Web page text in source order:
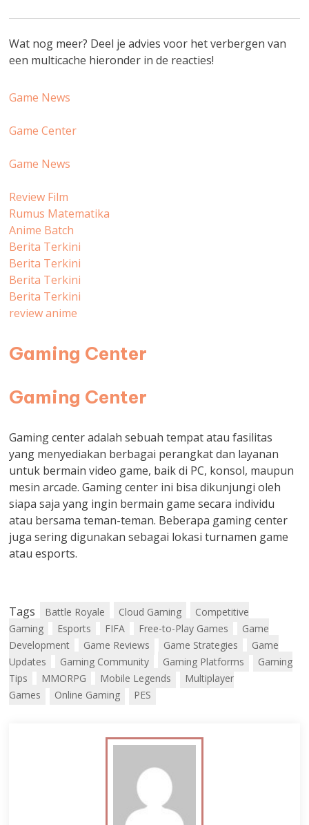
Wat nog meer? Deel je advies voor het verbergen van
een multicache hieronder in de reacties!
Game News
Game Center
Game News
Review Film
Rumus Matematika
Anime Batch
Berita Terkini
Berita Terkini
Berita Terkini
Berita Terkini
review anime
Gaming Center
Gaming Center
Gaming center adalah sebuah tempat atau fasilitas
yang menyediakan berbagai perangkat dan layanan
untuk bermain video game, baik di PC, konsol, maupun
mesin arcade. Gaming center ini bisa dikunjungi oleh
siapa saja yang ingin bermain game secara individu
atau bersama teman-teman. Beberapa gaming center
juga sering digunakan sebagai lokasi turnamen game
atau esports.
Tags Battle Royale Cloud Gaming
Competitive
Gaming
Esports FIFA Free-to-Play Games
Game
Development
Game Reviews Game Strategies
Game
Updates
Gaming Community Gaming Platforms
Gaming
Tips
MMORPG Mobile Legends
Multiplayer
Games
Online Gaming PES